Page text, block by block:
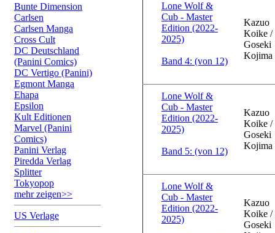
Bunte Dimension
Carlsen
Carlsen Manga
Cross Cult
DC Deutschland
(Panini Comics)
DC Vertigo (Panini)
Egmont Manga
Ehapa
Epsilon
Kult Editionen
Marvel (Panini
Comics)
Panini Verlag
Piredda Verlag
Splitter
Tokyopop
mehr zeigen>>
US Verlage
Lone Wolf &
Cub - Master
Edition (2022-
2025)
Band 4: (von 12)
Kazuo
Koike /
Goseki
Kojima
Lone Wolf &
Cub - Master
Edition (2022-
2025)
Band 5: (von 12)
Kazuo
Koike /
Goseki
Kojima
Lone Wolf &
Cub - Master
Edition (2022-
2025)
Kazuo
Koike /
Goseki